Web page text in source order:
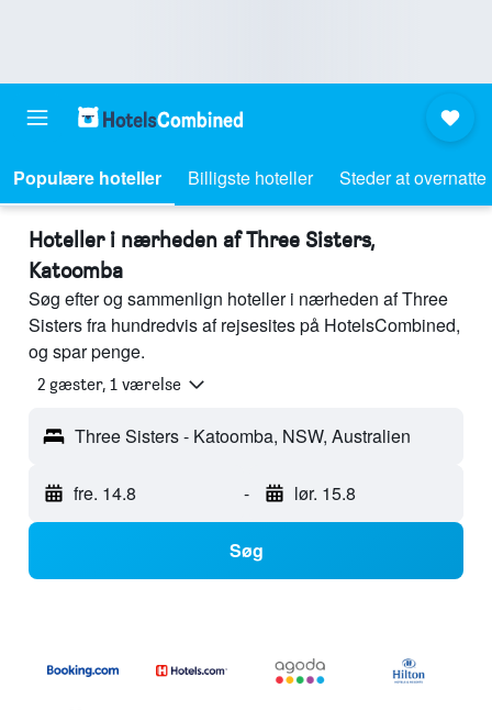
Populære hoteller Billigste hoteller Steder at overnatte
Hoteller i nærheden af Three Sisters,
Katoomba
Søg efter og sammenlign hoteller i nærheden af Three
Sisters fra hundredvis af rejsesites på HotelsCombined,
og spar penge.
2 gæster, 1 værelse
Three Sisters - Katoomba, NSW, Australien
fre. 14.8 - lør. 15.8
Søg